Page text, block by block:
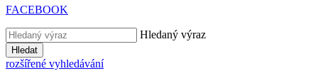
FACEBOOK
Hledaný výraz
Hledat
rozšířené vyhledávání